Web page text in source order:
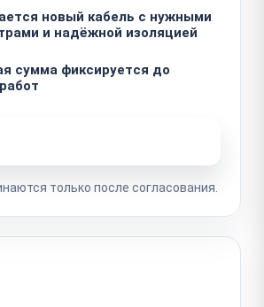
новый кабель с нужными
и надёжной изоляцией
сумма фиксируется до
только после согласования.